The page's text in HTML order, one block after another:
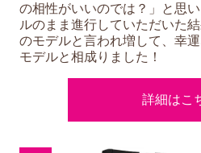
の相性がいいのでは？」と思
ルのまま進行していただいた
のモデルと言われ増して、幸
モデルと相成りました！
詳細はこ